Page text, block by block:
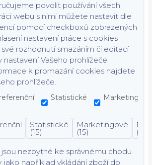
povolit používání všech
webu s nimi můžete nastavit dle
pomocí checkboxů zobrazených
nastavení práce s cookies
rozhodnutí smazáním či editací
Vašeho prohlížeče.
k promazání cookies najdete
prohlížeče.
Statistické Marketingové
Statistické
(15)
Marketingové
(15) (7)
nezbytné ke správnému chodu
jako například vkládání zboží do